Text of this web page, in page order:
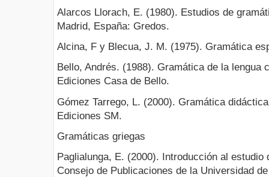
Alarcos Llorach, E. (1980). Estudios de
Madrid, España: Gredos.
Alcina, F y Blecua, J. M. (1975). Gramática
Bello, Andrés. (1988). Gramática de la lengua
Ediciones Casa de Bello.
Gómez Tarrego, L. (2000). Gramática
Ediciones SM.
Gramáticas griegas
Paglialunga, E. (2000). Introducción al estudio
Consejo de Publicaciones de la Universidad